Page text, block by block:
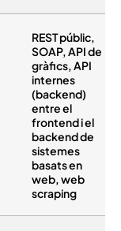
REST públic,
SOAP, API de
gràfics, API
internes
(backend)
entre el
frontend i el
backend de
sistemes
basats en
web, web
scraping